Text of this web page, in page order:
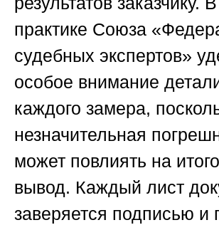
практике Союза
судебных экспертов»
особое внимание
каждого замера,
незначительная
может повлиять на
вывод. Каждый лист
заверяется подписью и